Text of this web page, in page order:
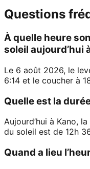
Questions
À quelle heure
soleil aujourd’hui
Le 6 août 2026, le
6:14 et le coucher à
Quelle est la
Aujourd’hui à Kano,
du soleil est de 12h
Quand a lieu